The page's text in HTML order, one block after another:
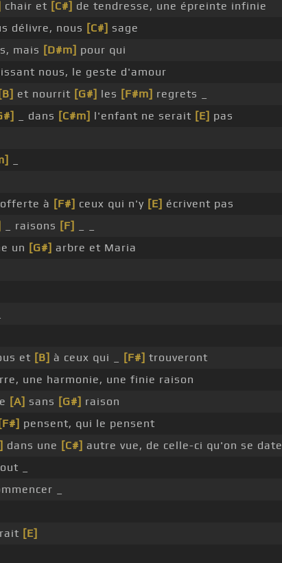
chair et [C#] de tendresse, une épreinte infinie
délivre, nous [C#] sage
mais [D#m] pour qui
nous, le geste d'amour
[B] et nourrit [G#] les [F#m] regrets _
_ dans [C#m] l'enfant ne serait [E] pas
offerte à [F#] ceux qui n'y [E] écrivent pas
_ raisons [F]
un [G#] arbre et Maria
et [B] à ceux qui _ [F#] trouveront
une harmonie, une finie raison
[A] sans [G#] raison
[F#] pensent, qui le pensent
dans une [C#] autre vue, de celle-ci qu'on se date
_
_
[E]